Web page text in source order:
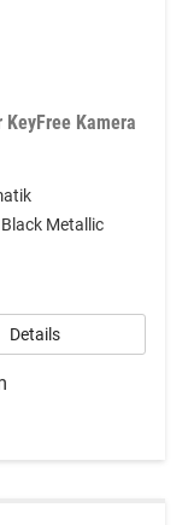
Kamera
Metallic
Details